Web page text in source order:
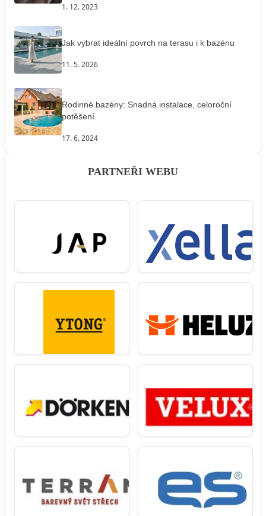
1. 12. 2023
Jak vybrat ideální povrch na terasu i k bazénu
11. 5. 2026
Rodinné bazény: Snadná instalace, celoroční
potěšení
17. 6. 2024
PARTNEŘI WEBU